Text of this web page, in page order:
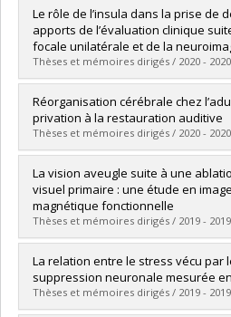
Graduate :Lamoureux-Tremblay,
Cycle :Doctoral
Grade :Ph. D.
Lien vers le document dans Papyrus
Le rôle de l’insula dans la prise de
apports de l’évaluation clinique
focale unilatérale et de la
Thèses et mémoires dirigés / 2020 - 2020
Graduate :Von Siebenthal, Zorina
Cycle :Doctoral
Grade :Ph. D.
Lien vers le document dans
Réorganisation cérébrale chez
privation à la restauration auditive
Thèses et mémoires dirigés / 2020 - 2020
Graduate :Simon, Marie
Cycle :Doctoral
Grade :Ph. D.
Lien vers le document dans Papyrus
La vision aveugle suite à une
visuel primaire : une étude en
magnétique fonctionnelle
Thèses et mémoires dirigés / 2019 - 2019
Graduate :Tran, Van Minh Antonin
Cycle :Master's
Grade :M. Sc.
Lien vers le document dans
La relation entre le stress vécu par
suppression neuronale mesurée en
Thèses et mémoires dirigés / 2019 - 2019